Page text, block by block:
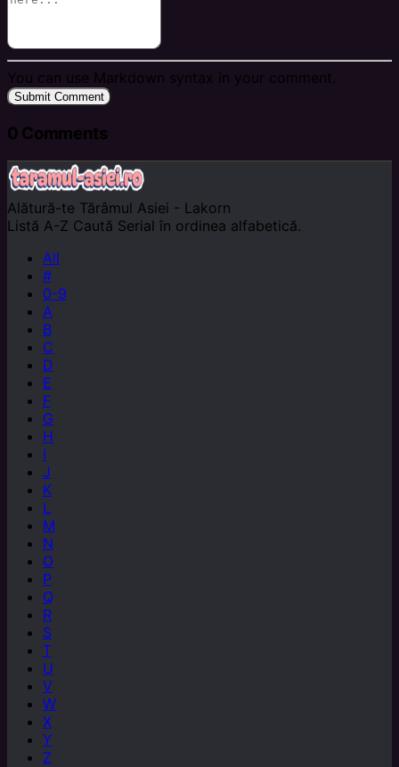
You can use Markdown syntax in your comment.
Submit Comment
0 Comments
Alătură-te Tărâmul Asiei - Lakorn
Listă A-Z Caută Serial în ordinea alfabetică.
All
#
0-9
A
B
C
D
E
F
G
H
I
J
K
L
M
N
O
P
Q
R
S
T
U
V
W
X
Y
Z